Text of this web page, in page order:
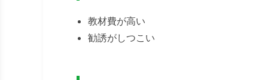
教材費が高い
勧誘がしつこい